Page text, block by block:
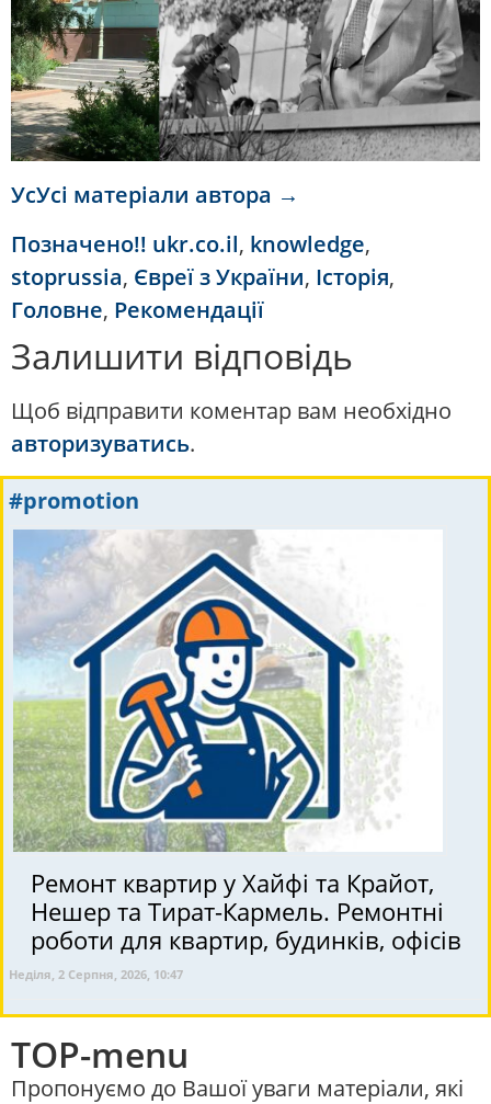
УсУсі матеріали автора →
Позначено!! ukr.co.il, knowledge,
stoprussia, Євреї з України, Історія,
Головне, Рекомендації
Залишити відповідь
Щоб відправити коментар вам необхідно
авторизуватись.
#promotion
Ремонт квартир у Хайфі та Крайот,
Нешер та Тират-Кармель. Ремонтні
роботи для квартир, будинків, офісів
Неділя, 2 Серпня, 2026, 10:47
TOP-menu
Пропонуємо до Вашої уваги матеріали, які